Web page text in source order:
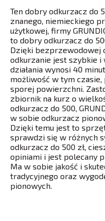
Ten dobry odkurzacz do
znanego, niemieckiego
użytkowej, firmy
to dobry odkurzacz do
Dzięki bezprzewodowej
odkurzanie jest szybkie i
działania wynosi 40
możliwość w tym
sporej powierzchni.
zbiornik na kurz o
odkurzacz do 500,
w sobie odkurzacz
Dzięki temu jest to
sprawdzi się w różnych
odkurzacz do 500 zł,
opiniami i jest polecany
Ma w sobie jakość i
tradycyjnego oraz
pionowych.